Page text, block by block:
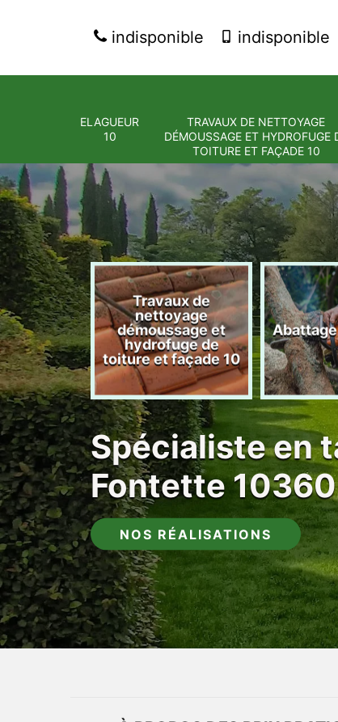
indisponible indisponible
ELAGUEUR
10
TRAVAUX DE NETTOYAGE
DÉMOUSSAGE ET HYDROFUGE
TOITURE ET FAÇADE 10
10
Travaux de
nettoyage
démoussage et
hydrofuge de
toiture et façade 10
Spécialiste en
Fontette 10360
NOS RÉALISATIONS